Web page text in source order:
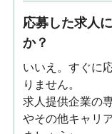
応募した求人
か？
いいえ。すぐに
りません。
求人提供企業の
やその他キャリ